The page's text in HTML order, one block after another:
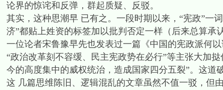
论界的惊诧和反弹，群起质疑、反驳。
其实，这种思潮早 已有之。一段时期以来，“宪政”一
济”都贴上姓资的标签加以批判否定一样（后来总算
一位论者宋鲁豫早先也发表过一篇《中国的宪政派何
“政治改革刻不容缓、民主宪政势在必行”等主张大加
今的高度集中的威权统治，造成国家四分五裂”。这道
这 几篇思维陈旧、逻辑混乱的文章虽然不值一驳，但